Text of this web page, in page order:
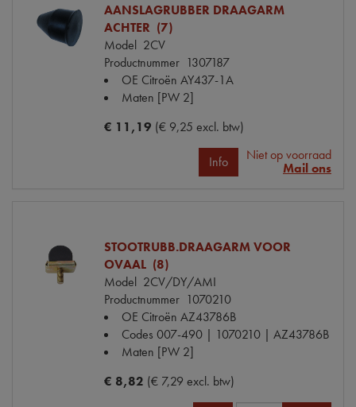
AANSLAGRUBBER DRAAGARM
ACHTER (7)
Model 2CV
Productnummer 1307187
OE Citroën AY437-1A
Maten [PW 2]
€ 11,19 (€ 9,25 excl. btw)
Info
Niet op voorraad
Mail ons
STOOTRUBB.DRAAGARM VOOR
OVAAL (8)
Model 2CV/DY/AMI
Productnummer 1070210
OE Citroën AZ43786B
Codes 007-490 | 1070210 | AZ43786B
Maten [PW 2]
€ 8,82 (€ 7,29 excl. btw)